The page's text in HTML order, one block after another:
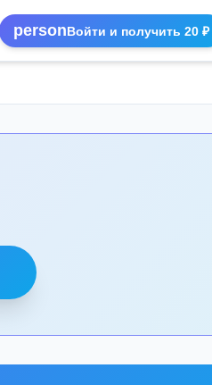
personВойти и получить 20 ₽